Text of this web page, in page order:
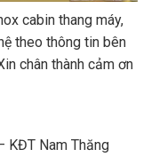
cabin thang máy,
theo thông tin bên
chân thành cảm ơn
KĐT Nam Thăng